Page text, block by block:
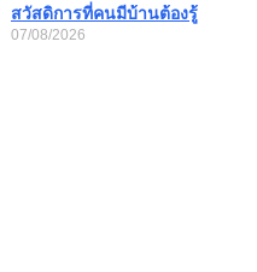
สวัสดิการที่คนมีบ้านต้องรู้
07/08/2026